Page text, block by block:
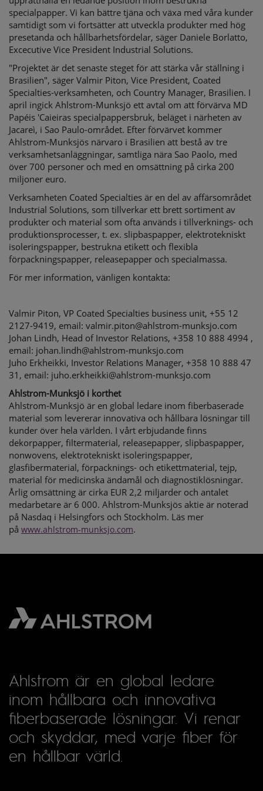
specialpapper. Vi kan bättre tjäna och växa med våra kunder
samtidigt som vi fortsätter att utveckla produkter med hög
presetanda och hållbarhetsfördelar, säger Daniele Borlatto,
Excecutive Vice President Industrial Solutions.
"Projektet är det senaste steget för att stärka vår ställning i
Brasilien", säger Valmir Piton, Vice President, Coated
Specialties-verksamheten, och Country Manager, Brasilien. I
april ingick Ahlstrom-Munksjö ett avtal om att förvärva MD
Papéis 'Caieiras specialpappersbruk, beläget i närheten av
Jacareì, i Sao Paulo-området. Efter förvärvet kommer
Ahlstrom-Munksjös närvaro i Brasilien att bestå av tre
verksamhetsanläggningar, samtliga nära Sao Paolo, med
över 700 personer och med en omsättning på cirka 200
miljoner euro.
Verksamheten Coated Specialties är en del av affärsområdet
Industrial Solutions, som tillverkar ett brett sortiment av
produkter och material som ofta används i tillverknings- och
produktionsprocesser, t. ex. slipbaspapper, elektrotekniskt
isoleringspapper, bestrukna etikett och flexibla
förpackningspapper, releasepapper och specialmassa.
För mer information, vänligen kontakta:
Valmir Piton, VP Coated Specialties business unit, +55 12
2127-9419, email: valmir.piton@ahlstrom-munksjo.com
Johan Lindh, Head of Investor Relations, +358 10 888 4994 ,
email: johan.lindh@ahlstrom-munksjo.com
Juho Erkheikki, Investor Relations Manager, +358 10 888 47
31, email: juho.erkheikki@ahlstrom-munksjo.com
Ahlstrom-Munksjö i korthet
Ahlstrom-Munksjö är en global ledare inom fiberbaserade
material som levererar innovativa och hållbara lösningar till
kunder över hela världen. I vårt erbjudande finns
dekorpapper, filtermaterial, releasepapper, slipbaspapper,
nonwovens, elektrotekniskt isoleringspapper,
glasfibermaterial, förpacknings- och etikettmaterial, tejp,
material för medicinska ändamål och diagnostiklösningar.
Årlig omsättning är cirka EUR 2,2 miljarder och antalet
medarbetare är 6 000. Ahlstrom-Munksjös aktie är noterad
på Nasdaq i Helsingfors och Stockholm. Läs mer
på www.ahlstrom-munksjo.com.
Ahlstrom är en global ledare
inom hållbara och innovativa
fiberbaserade lösningar. Vi renar
och skyddar, med varje fiber för
en hållbar värld.